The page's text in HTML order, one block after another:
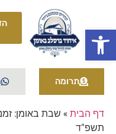
פתח סרגל נגישות
תרומה
דף הבית» שבת באומן:
תשפ"ד